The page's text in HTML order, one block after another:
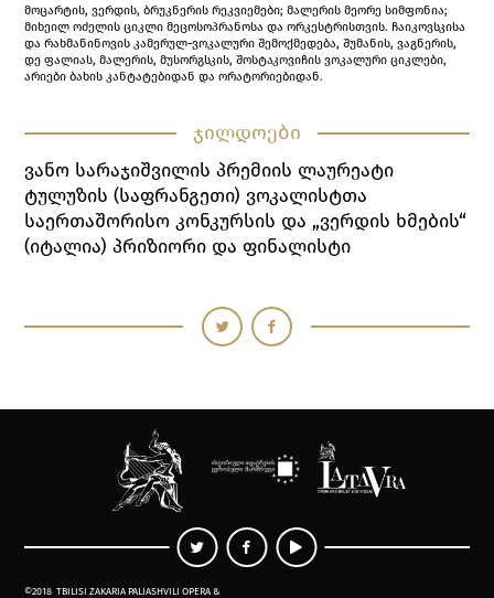
მოცარტის, ვერდის, ბრუკნერის რეკვიემები; მალერის მეორე სიმფონია;
მიხეილ ოძელის ციკლი მეცოსოპრანოსა და ორკესტრისთვის. ჩაიკოვსკისა
და რახმანინოვის კამერულ-ვოკალური შემოქმედება, შუმანის, ვაგნერის,
დე ფალიას, მალერის, მუსორგსკის, შოსტაკოვიჩის ვოკალური ციკლები,
არიები ბახის კანტატებიდან და ორატორიებიდან.
ჯილდოები
Ვანო Სარაჯიშვილის Პრემიის Ლაურეატი
Ტულუზის (საფრანგეთი) Ვოკალისტთა
Საერთაშორისო Კონკურსის Და „ვერდის Ხმების“
(იტალია) Პრიზიორი Და Ფინალისტი
©2018 TBILISI ZAKARIA PALIASHVILI OPERA &